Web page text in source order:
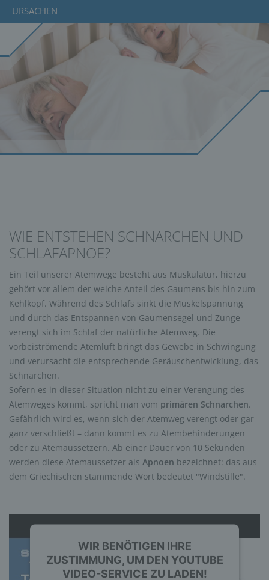
URSACHEN
WIE ENTSTEHEN SCHNARCHEN UND
SCHLAFAPNOE?
Ein Teil unserer Atemwege besteht aus Muskulatur, hierzu
gehört vor allem der weiche Anteil des Gaumens bis hin zum
Kehlkopf. Während des Schlafs sinkt die Muskelspannung
und durch das Entspannen von Gaumensegel und Zunge
verengt sich im Schlaf der natürliche Atemweg. Die
vorbeiströmende Atemluft bringt das Gewebe in Schwingung
und verursacht die entsprechende Geräuschentwicklung, das
Schnarchen.
Sofern es in dieser Situation nicht zu einer Verengung des
Atemweges kommt, spricht man vom primären Schnarchen.
Gefährlich wird es, wenn sich der Atemweg verengt oder gar
ganz verschließt – dann kommt es zu Atembehinderungen
oder zu Atemaussetzern. Ab einer Dauer von 10 Sekunden
werden diese Atemaussetzer als Apnoen bezeichnet: das aus
dem Griechischen stammende Wort bedeutet "Windstille".
WIR BENÖTIGEN IHRE
ZUSTIMMUNG, UM DEN YOUTUBE
VIDEO-SERVICE ZU LADEN!